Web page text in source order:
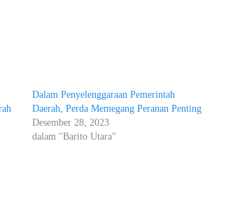
Dalam Penyelenggaraan Pemerintah
Daerah, Perda Memegang Peranan Penting
Desember 28, 2023
dalam "Barito Utara"